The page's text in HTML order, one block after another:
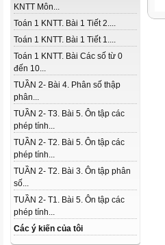
KNTT Môn...
Toán 1 KNTT. Bài 1 Tiết 2....
Toán 1 KNTT. Bài 1 Tiết 1....
Toán 1 KNTT. Bài Các số từ 0
đến 10...
TUẦN 2- Bài 4. Phân số thập
phân...
TUẦN 2- T3. Bài 5. Ôn tập các
phép tính...
TUẦN 2- T2. Bài 5. Ôn tập các
phép tính...
TUẦN 2- T2. Bài 3. Ôn tập phân
số...
TUẦN 2- T1. Bài 5. Ôn tập các
phép tính...
Các ý kiến của tôi